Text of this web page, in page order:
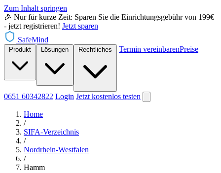
Zum Inhalt springen
🎉 Nur für kurze Zeit: Sparen Sie die Einrichtungsgebühr von 199€
- jetzt registrieren! Jetzt sparen
SafeMind
Termin vereinbarenPreise
0651 60342822 Login Jetzt kostenlos testen
Home
/
SIFA-Verzeichnis
/
Nordrhein-Westfalen
/
Hamm